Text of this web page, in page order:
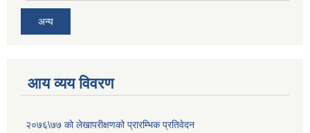
अन्य
आय व्यय विवरण
२०७६\७७ को लेखापरीक्षणको प्रारम्भिक प्रतिवेदन